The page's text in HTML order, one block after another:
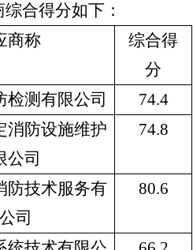
合得分如下：
商称
综合得
分
检测有限公司
74.4
消防设施维护
公司
74.8
防技术服务有
司
80.6